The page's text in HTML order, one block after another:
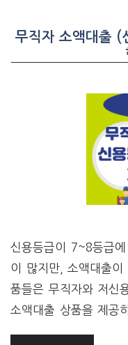
무직자 소액대출 (
신용등급이 7~8등급
이 많지만, 소액대출
품들은 무직자와 저신
소액대출 상품을 제공